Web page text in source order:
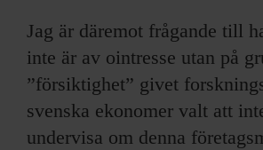
Jag är däremot frågande till
inte är av ointresse utan på
”försiktighet” givet
svenska ekonomer valt att
undervisa om denna